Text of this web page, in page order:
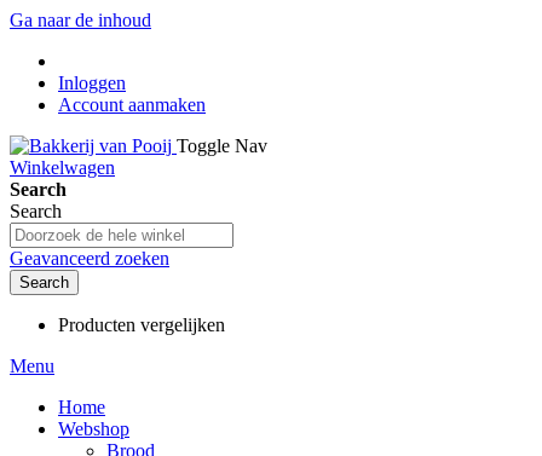
Ga naar de inhoud
Inloggen
Account aanmaken
Toggle Nav
Winkelwagen
Search
Search
Geavanceerd zoeken
Search
Producten vergelijken
Menu
Home
Webshop
Brood